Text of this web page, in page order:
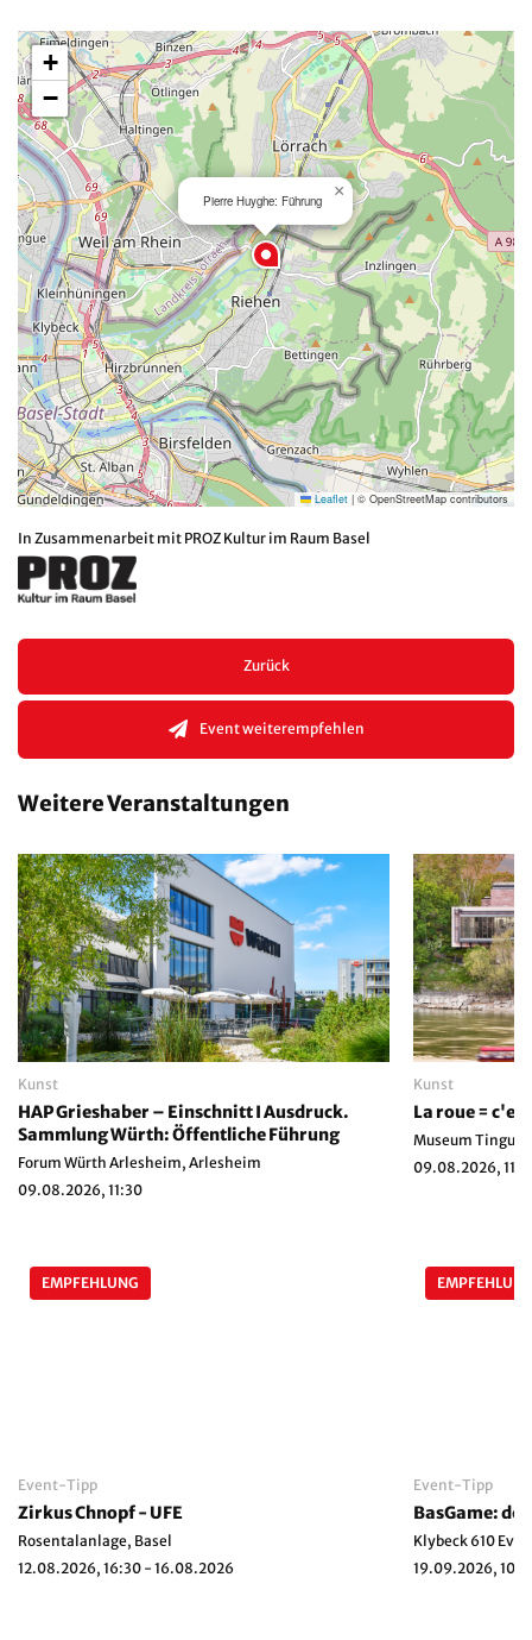
Pierre Huyghe: Führung ×
+
−
Leaflet | © OpenStreetMap contributors
In Zusammenarbeit mit PROZ Kultur im Raum Basel
Zurück
Event weiterempfehlen
Weitere Veranstaltungen
Kunst
HAP Grieshaber – Einschnitt I Ausdruck.
Sammlung Würth: Öffentliche Führung
Forum Würth Arlesheim, Arlesheim
09.08.2026, 11:30
Kunst
La roue =
Museum
09.08.2026,
EMPFEHLUNG
Event-Tipp
Zirkus Chnopf - UFE
Rosentalanlage, Basel
12.08.2026, 16:30 - 16.08.2026
Event-Tipp
BasGame:
Klybeck 610
19.09.2026,